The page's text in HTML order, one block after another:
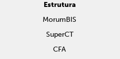
Estrutura
MorumBIS
SuperCT
CFA